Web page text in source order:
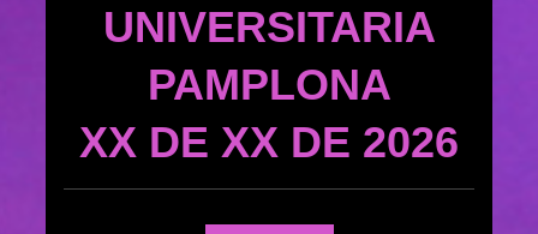
UNIVERSITARIA
PAMPLONA
XX DE XX DE 2026